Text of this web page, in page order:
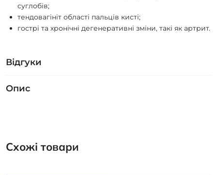
суглобів;
тендовагініт області пальців кисті;
гострі та хронічні дегенеративні зміни, такі як артрит.
Відгуки
Опис
Схожі товари